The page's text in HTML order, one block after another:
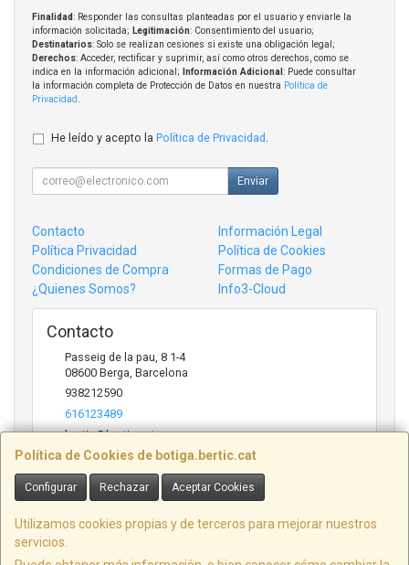
Política de Cookies de botiga.bertic.cat
Configurar Rechazar Aceptar Cookies
Utilizamos cookies propias y de terceros para mejorar nuestros
servicios.
Finalidad: Responder las consultas planteadas por el usuario y enviarle la
información solicitada; Legitimación: Consentimiento del usuario;
Destinatarios: Solo se realizan cesiones si existe una obligación legal;
Derechos: Acceder, rectificar y suprimir, así como otros derechos, como se
indica en la información adicional;
Información Adicional : Puede consultar
la información completa de Protección de Datos en nuestra Política de
Privacidad
He leído y acepto la Política de Privacidad
Enviar
Contacto
Información Legal
Política Privacidad
Política de Cookies
Condiciones de Compra
Formas de Pago
¿Quienes Somos?
Info3-Cloud
Contacto
Passeig de la pau, 8 1-4
08600 Berga Barcelona
938212590
616123489
bertic@bertic.cat
Horario
Lunes a Viernes (9h-14h | 15h-18h)